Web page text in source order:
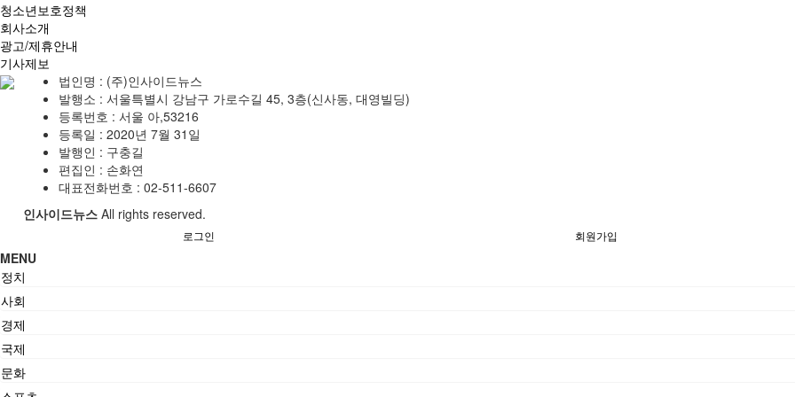
청소년보호정책
회사소개
광고/제휴안내
기사제보
법인명 : (주)인사이드뉴스
발행소 : 서울특별시 강남구 가로수길 45, 3층(신사동, 대영빌딩)
등록번호 : 서울 아,53216
등록일 : 2020년 7월 31일
발행인 : 구충길
편집인 : 손화연
대표전화번호 : 02-511-6607
인사이드뉴스 All rights reserved.
로그인 회원가입
MENU
정치
사회
경제
국제
문화